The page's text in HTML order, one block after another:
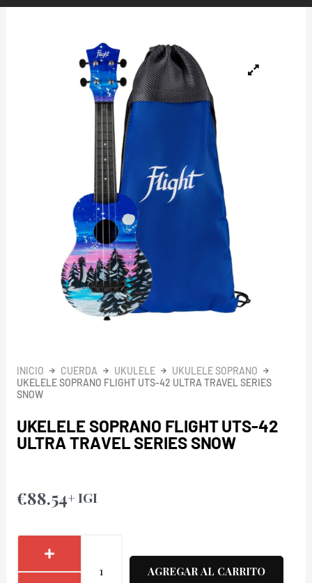
INICIO CUERDA UKULELE
UKULELE SOPRANO
UKELELE SOPRANO FLIGHT UTS-42 ULTRA TRAVEL SERIES
SNOW
UKELELE SOPRANO FLIGHT UTS-42
ULTRA TRAVEL SERIES SNOW
€88.54+ IGI
AGREGAR AL CARRITO